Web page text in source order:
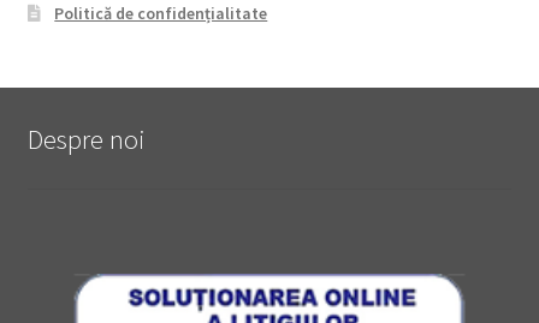
Politică de confidențialitate
Despre noi